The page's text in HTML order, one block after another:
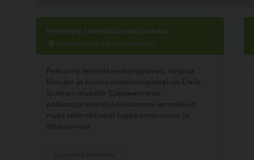
Petnanny Lemmikkienhoitpalvelu
Onnelantie 40 a 8, Lappeenranta
Petnanny lemmikkienhoitopalvelu tarjoaa
kissojen ja koirien lomahoitopalveluja Etelä-
Suomen alueella (Lappeenranta-
pääkaupunkiseutu) Hoidamme lemmikkejä
myös säännöllisesti Lappeenrannassa ja
lähikunnissa.